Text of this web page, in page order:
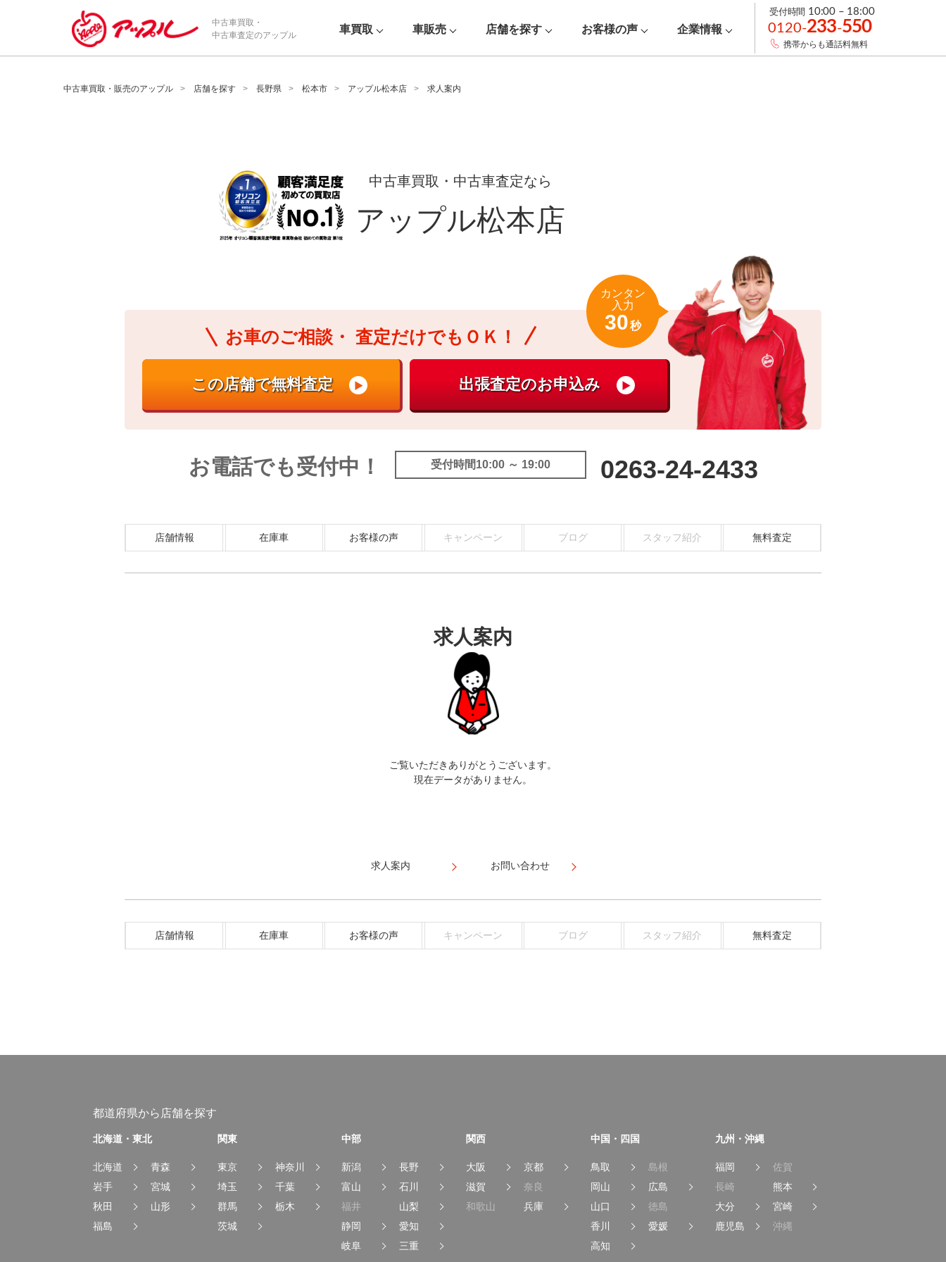
/*ABテスト_新規査定フォームの為のCVボタン*/
中古車買取・
中古車査定のアップル
車買取 車販売 店舗を探す お客様の声 企業情報
受付時間 10:00 – 18:00
0120-233-550
携帯からも通話料無料
中古車買取・販売のアップル 店舗を探す 長野県 松本市 アップル松本店 求人案内
中古車買取・中古車査定なら
アップル松本店
お車のご相談・ 査定だけでもＯＫ！
カンタン
入力
30秒
お電話でも受付中！ 受付時間10:00 ～ 19:00 0263-24-2433
店舗情報 在庫車 お客様の声 キャンペーン ブログ スタッフ紹介 無料査定
求人案内
ご覧いただきありがとうございます。
現在データがありません。
求人案内 お問い合わせ
店舗情報 在庫車 お客様の声 キャンペーン ブログ スタッフ紹介 無料査定
都道府県から店舗を探す
北海道・東北
北海道
青森
岩手
宮城
秋田
山形
福島
関東
東京
神奈川
埼玉
千葉
群馬
栃木
茨城
中部
新潟
長野
富山
石川
福井
山梨
静岡
愛知
岐阜
三重
関西
大阪
京都
滋賀
奈良
和歌山
兵庫
中国・四国
鳥取
島根
岡山
広島
山口
徳島
香川
愛媛
高知
九州・沖縄
福岡
佐賀
長崎
熊本
大分
宮崎
鹿児島
沖縄